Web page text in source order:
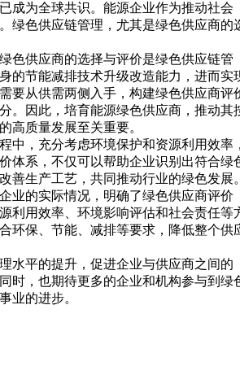
成为全球共识。能源企业作为推动社会
绿色供应链管理，尤其是绿色供应商的
色供应商的选择与评价是绿色供应链管
的节能减排技术升级改造能力，进而实
要从供需两侧入手，构建绿色供应商评
。因此，培育能源绿色供应商，推动其
高质量发展至关重要。
中，充分考虑环境保护和资源利用效率，
体系，不仅可以帮助企业识别出符合绿
善生产工艺，共同推动行业的绿色发展。
业的实际情况，明确了绿色供应商评价
利用效率、环境影响评估和社会责任等
环保、节能、减排等要求，降低整个供
水平的提升，促进企业与供应商之间的
时，也期待更多的企业和机构参与到绿
业的进步。